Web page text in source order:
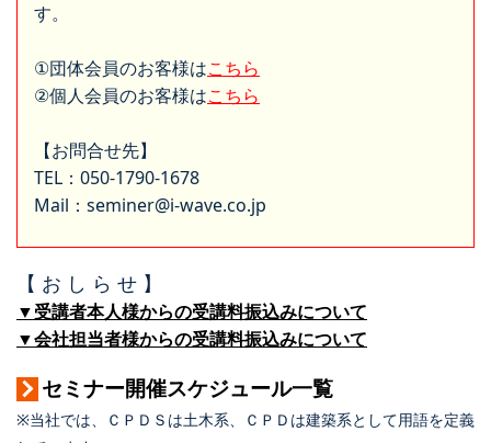
す。
①団体会員のお客様はこちら
②個人会員のお客様はこちら
【お問合せ先】
TEL：050-1790-1678
Mail：seminer@i-wave.co.jp
【 お し ら せ 】
▼受講者本人様からの受講料振込みについて
▼会社担当者様からの受講料振込みについて
セミナー開催スケジュール一覧
※当社では、ＣＰＤＳは土木系、ＣＰＤは建築系として用語を定義